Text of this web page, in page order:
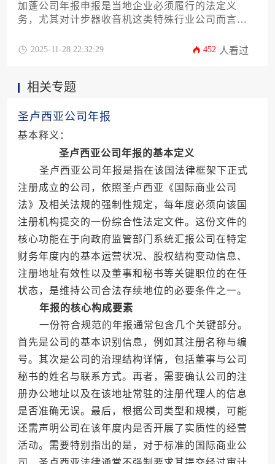
加蓬公司年报申报是当地企业必须履行的法定义
务，尤其对计步器收音机这类特殊行业公司而言，
了加蓬公司年报申报所需的12类核心材料，涵盖基
殊要求提供详细指导，帮助企业高效完成合规申
2025-11-28 22:32:29 452 人看过
相关专题
圣卢西亚公司年报
基本释义：
圣卢西亚公司年报的基本定义
圣卢西亚公司年报是指在该国法律框架下正式
注册成立的公司，依照圣卢西亚《国际商业公司
法》及相关法规的强制性规定，每年度必须向该国
注册机构提交的一份综合性法定文件。这份文件的
核心功能在于向政府监管部门系统汇报公司在特定
财务年度内的基本运营状况、股权结构变动信息、
注册地址有效性以及董事和秘书等关键职位的在任
状态，是维持公司合法存续地位的必要条件之一。
年报的核心构成要素
一份符合规范的年报通常包含几个关键部分。
首先是公司的基本识别信息，例如其注册名称与编
号。其次是公司的治理结构详情，包括董事与公司
秘书的姓名与联系方式。再者，需要确认公司的注
册办公地址以及在该地址常驻的注册代理人的信息
是否准确无误。最后，根据公司类型和规模，可能
还需声明公司在该年度内是否开展了实质性的经营
活动。需要特别指出的是，对于标准的国际商业公